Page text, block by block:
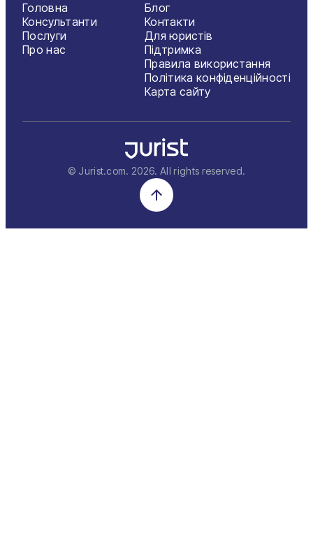
Головна
Консультанти
Послуги
Про нас
Блог
Контакти
Для юристів
Підтримка
Правила використання
Політика конфіденційності
Карта сайту
© Jurist.com. 2026. All rights reserved.